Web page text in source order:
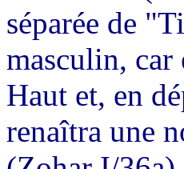
séparée de
masculin,
Haut et, en
renaîtra une